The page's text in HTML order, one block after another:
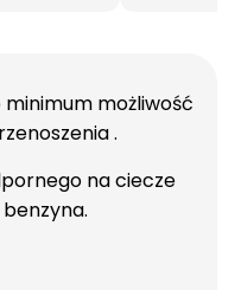
możliwość
.
na ciecze